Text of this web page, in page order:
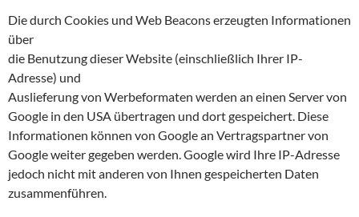
Die durch Cookies und Web Beacons erzeugten Informationen
über
die Benutzung dieser Website (einschließlich Ihrer IP-
Adresse) und
Auslieferung von Werbeformaten werden an einen Server von
Google in den USA übertragen und dort gespeichert. Diese
Informationen können von Google an Vertragspartner von
Google weiter gegeben werden. Google wird Ihre IP-Adresse
jedoch nicht mit anderen von Ihnen gespeicherten Daten
zusammenführen.